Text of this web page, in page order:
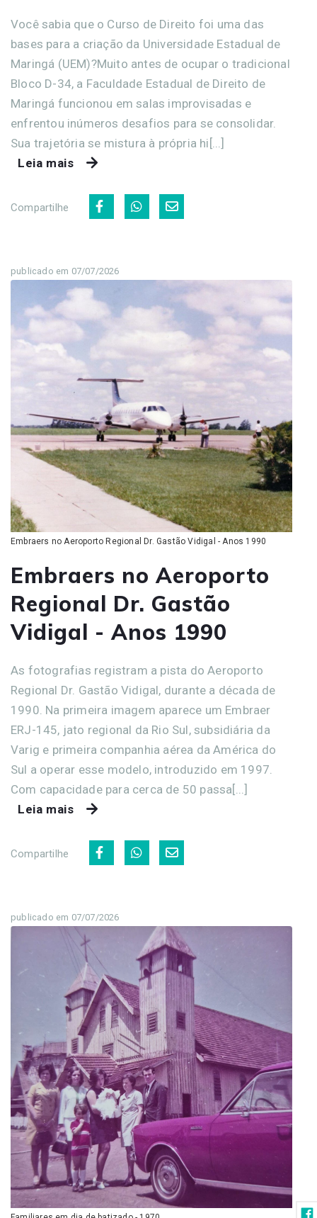
Você sabia que o Curso de Direito foi uma das
bases para a criação da Universidade Estadual de
Maringá (UEM)?Muito antes de ocupar o tradicional
Bloco D-34, a Faculdade Estadual de Direito de
Maringá funcionou em salas improvisadas e
enfrentou inúmeros desafios para se consolidar.
Sua trajetória se mistura à própria hi[...]
Leia mais
Compartilhe
publicado em 07/07/2026
Embraers no Aeroporto Regional Dr. Gastão Vidigal - Anos 1990
Embraers no Aeroporto
Regional Dr. Gastão
Vidigal - Anos 1990
As fotografias registram a pista do Aeroporto
Regional Dr. Gastão Vidigal, durante a década de
1990. Na primeira imagem aparece um Embraer
ERJ-145, jato regional da Rio Sul, subsidiária da
Varig e primeira companhia aérea da América do
Sul a operar esse modelo, introduzido em 1997.
Com capacidade para cerca de 50 passa[...]
Leia mais
Compartilhe
publicado em 07/07/2026